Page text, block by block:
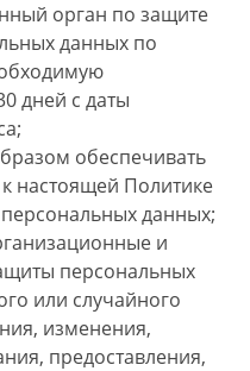
орган по защите
данных по
дней с даты
обеспечивать
настоящей Политике
данных;
и
персональных
или случайного
изменения,
предоставления,